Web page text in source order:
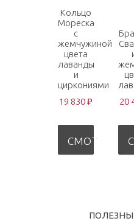
Кольцо
Мореска
с
жемчужиной
цвета
лаванды
и
циркониями
19 830 ₽
СМОТРЕТЬ
20